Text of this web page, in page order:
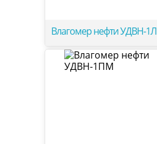
Влагомер нефти УДВН-1Л